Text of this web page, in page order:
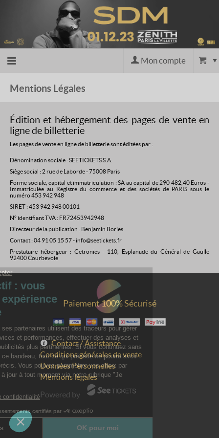
Accueil
Site
Mon compte
Mentions Légales
Édition et hébergement des pages de vente en
ligne de billetterie
Les pages de vente en ligne de billetterie sont éditées par :
Dénomination sociale : SEETICKETS S.A.
Siège social : 2 rue de Laborde - 75008 Paris
Forme sociale, capital et immatriculation : SA au capital de 290 482,40 Euros -
Immatriculée au Registre du commerce et des sociétés de PARIS sous le
numéro 453 942 948
SIRET : 453 942 948 00101
N° identifiant TVA : FR72453942948
Directeur de la publication : Benjamin Bories
Contact : 04 91 05 15 57 - info@seetickets.fr
Prestataire hébergeur : Getronics - 110, Esplanade du Général de Gaulle
92400 Courbevoie
Paiement 100% Sécurisé
Contact / Assistance
Conditions générales de vente
Données Personnelles
Mentions légales
Powered by